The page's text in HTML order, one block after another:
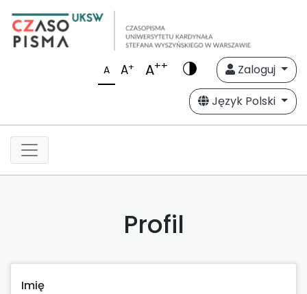
A A+ A++
Zaloguj
Język Polski
Profil
Imię